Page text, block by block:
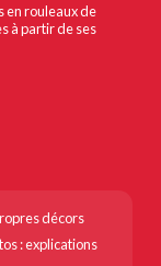
en rouleaux de
à partir de ses
décors
: explications